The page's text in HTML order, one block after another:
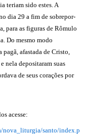
teriam sido estes. A
dia 29 a fim de sobrepor-
para as figuras de Rômulo
Do mesmo modo
afastada de Cristo,
nela depositaram suas
de seus corações por
acesse:
nova_liturgia/santo/index.p